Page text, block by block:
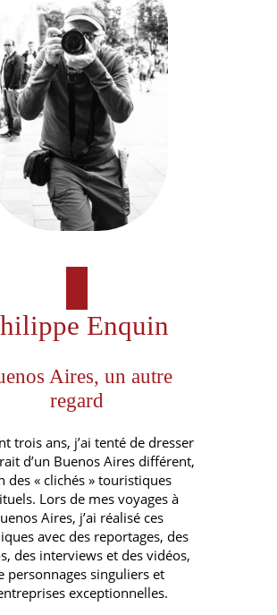
Enquin
Aires, un autre
regard
trois ans, j’ai tenté de dresser
d’un Buenos Aires différent,
des « clichés » touristiques
Lors de mes voyages à
Aires, j’ai réalisé ces
avec des reportages, des
des interviews et des vidéos,
personnages singuliers et
exceptionnelles.